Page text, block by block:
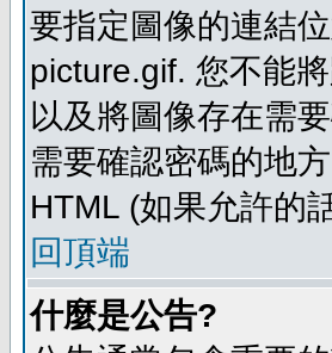
要指定圖像的連結
picture.gif. 您不能
以及將圖像存在需
需要確認密碼的地
HTML (如果允許的
回頂端
什麼是公告?